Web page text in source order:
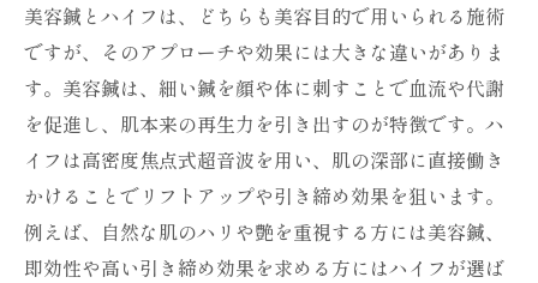
美容鍼とハイフは、どちらも美容目的で用いられる施術
ですが、そのアプローチや効果には大きな違いがありま
す。美容鍼は、細い鍼を顔や体に刺すことで血流や代謝
を促進し、肌本来の再生力を引き出すのが特徴です。ハ
イフは高密度焦点式超音波を用い、肌の深部に直接働き
かけることでリフトアップや引き締め効果を狙います。
例えば、自然な肌のハリや艶を重視する方には美容鍼、
即効性や高い引き締め効果を求める方にはハイフが選ば